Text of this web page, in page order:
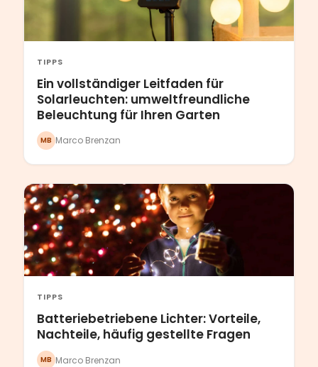
TIPPS
Ein vollständiger Leitfaden für
Solarleuchten: umweltfreundliche
Beleuchtung für Ihren Garten
MB Marco Brenzan
TIPPS
Batteriebetriebene Lichter: Vorteile,
Nachteile, häufig gestellte Fragen
MB Marco Brenzan